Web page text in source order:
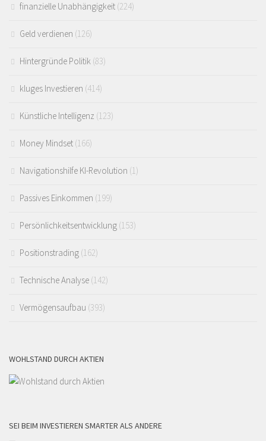
finanzielle Unabhängigkeit (224)
Geld verdienen (126)
Hintergründe Politik (83)
kluges Investieren (414)
Künstliche Intelligenz (123)
Money Mindset (166)
Navigationshilfe KI-Revolution (1)
Passives Einkommen (199)
Persönlichkeitsentwicklung (153)
Positionstrading (162)
Technische Analyse (142)
Vermögensaufbau (393)
WOHLSTAND DURCH AKTIEN
SEI BEIM INVESTIEREN SMARTER ALS ANDERE